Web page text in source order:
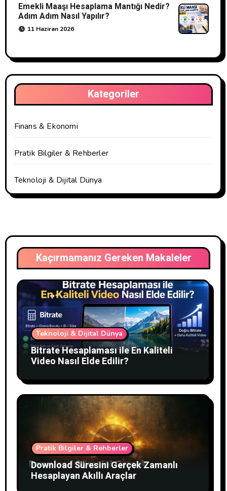
Emekli Maaşı Hesaplama Mantığı Nedir?
Adım Adım Nasıl Yapılır?
11 Haziran 2026
Kategoriler
Finans & Ekonomi
Pratik Bilgiler & Rehberler
Teknoloji & Dijital Dünya
Kaçırmamanız Gereken Makaleler
Teknoloji & Dijital Dünya
Bitrate Hesaplaması ile En Kaliteli
Video Nasıl Elde Edilir?
Pratik Bilgiler & Rehberler
Download Süresini Gerçek Zamanlı
Hesaplayan Akıllı Araçlar